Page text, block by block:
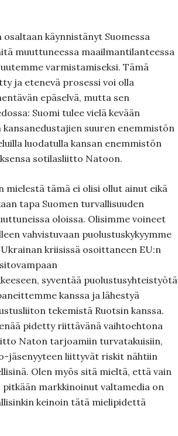
osaltaan käynnistänyt Suomessa
muuttuneessa maailmantilanteessa
varmistamiseksi. Tämä
ja etenevä prosessi voi olla
epäselvä, mutta sen
Suomi tulee vielä kevään
kansanedustajien suuren enemmistön
luodatulla kansan enemmistön
sotilasliitto Natoon.
mielestä tämä ei olisi ollut ainut eikä
tapa Suomen turvallisuuden
oloissa. Olisimme voineet
vahvistuvaan puolustuskykyymme
kriisissä osoittaneen EU:n
syventää puolustusyhteistyötä
kanssa ja lähestyä
tekemistä Ruotsin kanssa.
pidetty riittävänä vaihtoehtona
Naton tarjoamiin turvatakuisiin,
jäsenyyteen liittyvät riskit nähtiin
Olen myös sitä mieltä, että vain
markkinoinut valtamedia on
keinoin tätä mielipidettä